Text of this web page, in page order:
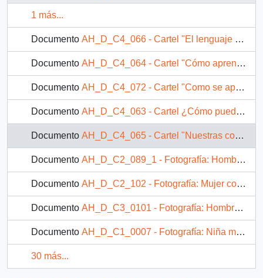
1 más...
Documento AH_D_C4_066 - Cartel "El lenguaje y la escuela"
Documento AH_D_C4_064 - Cartel "Cómo aprende a hablar el niño"
Documento AH_D_C4_072 - Cartel "Como se aprende a hablar"
Documento AH_D_C4_063 - Cartel ¿Cómo puede ayudar la familia?
Documento AH_D_C4_065 - Cartel "Nuestras conclusiones"
Documento AH_D_C2_089_1 - Fotografía: Hombre junto a niña pequeña armando una casita con palos de helados
Documento AH_D_C2_102 - Fotografía: Mujer con niña en su regazo
Documento AH_D_C3_0101 - Fotografía: Hombre junto a niña pequeña armando una casita con palos de helados
Documento AH_D_C1_0007 - Fotografía: Niña mira de frente una pizarra
30 más...